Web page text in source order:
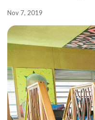
Nov 7, 2019